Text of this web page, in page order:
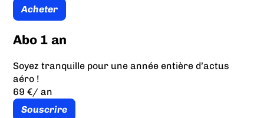
Acheter
Abo 1 an
Soyez tranquille pour une année entière d’actus
aéro !
69 €/ an
Souscrire